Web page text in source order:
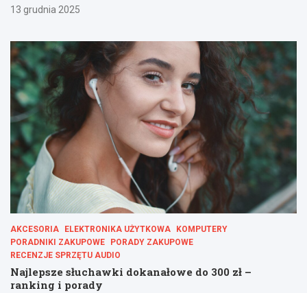
13 grudnia 2025
AKCESORIA ELEKTRONIKA UŻYTKOWA
KOMPUTERY
PORADNIKI ZAKUPOWE
PORADY ZAKUPOWE
RECENZJE SPRZĘTU AUDIO
Najlepsze słuchawki dokanałowe do 300 zł –
ranking i porady